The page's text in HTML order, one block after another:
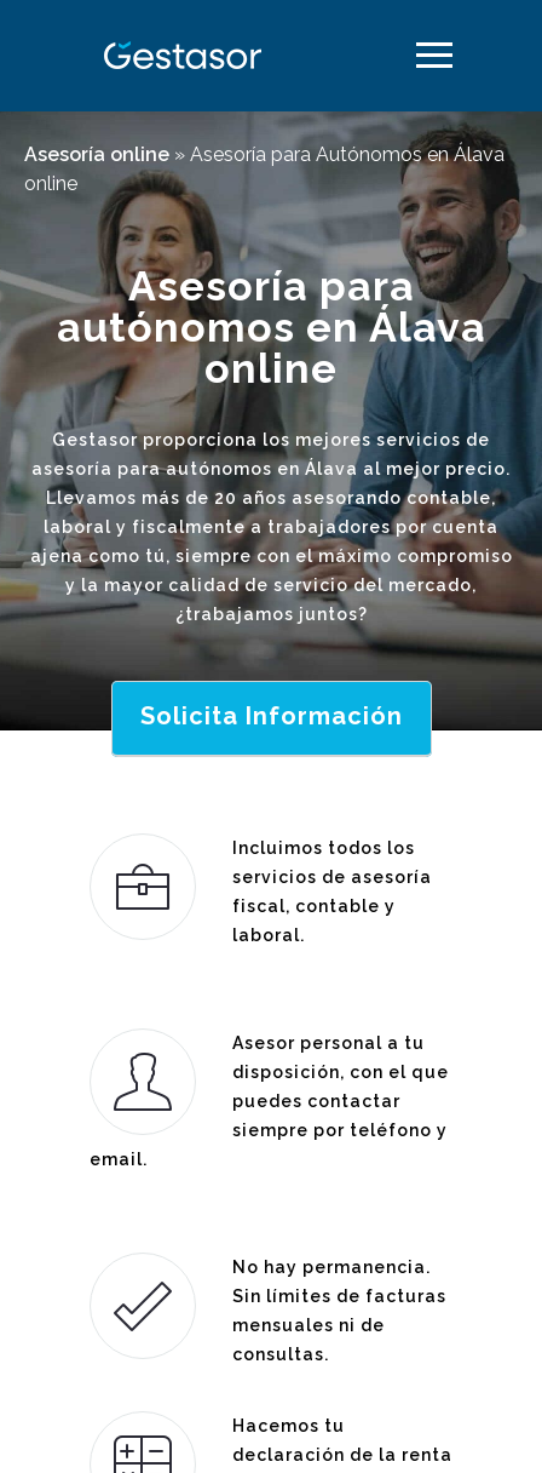
Asesoría online » Asesoría para Autónomos en Álava
online
Asesoría para
autónomos en Álava
online
Gestasor proporciona los mejores servicios de
asesoría para autónomos en Álava al mejor precio.
Llevamos más de 20 años asesorando contable,
laboral y fiscalmente a trabajadores por cuenta
ajena como tú, siempre con el máximo compromiso
y la mayor calidad de servicio del mercado,
¿trabajamos juntos?
Solicita Información
Incluimos todos los
servicios de asesoría
fiscal, contable y
laboral.
Asesor personal a tu
disposición, con el que
puedes contactar
siempre por teléfono y
email.
No hay permanencia.
Sin límites de facturas
mensuales ni de
consultas.
Hacemos tu
declaración de la renta